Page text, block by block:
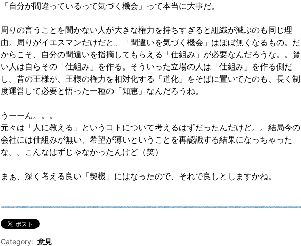
「自分が間違っているって気づく機会」って本当に大事だ。
周りの言うことを聞かない人が大きな権力を持ちすぎると組織が滅ぶのも同じ理
由。周りがイエスマンだけだと、「間違いを気づく機会」はほぼ無くなるもの。だ
からこそ、自分の間違いを指摘してもらえる「仕組み」が必要なんだろうな。。賢
い人は自らその「仕組み」を作る。そういった立場の人は「仕組み」を作る側だ
し。昔の王様が、王様の権力を相対化する「道化」をそばに置いてたのも、長く制
度運営して必要と悟った一種の「知恵」なんだろうね。
うーーん。。。
元々は「人に教える」というコトについて考えるはずだったんだけど。。結局今の
会社には仕組みが無い、希望が薄いということを再認識する結果になっちゃった
な。。こんなはずじゃなかったんけど（笑）
まぁ、深く考える良い「契機」にはなったので、それで良しとしますかね。
Category:意見